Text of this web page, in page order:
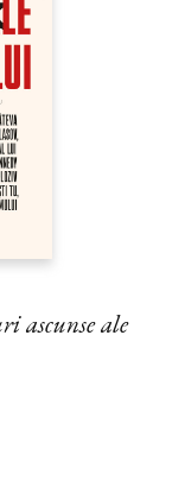
ascunse ale